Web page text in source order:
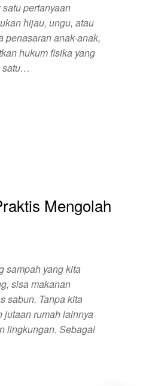
pertanyaan
hijau, ungu, atau
penasaran anak-anak,
hukum fisika yang
satu…
Mengolah
sampah yang kita
sisa makanan
sabun. Tanpa kita
jutaan rumah lainnya
lingkungan. Sebagai